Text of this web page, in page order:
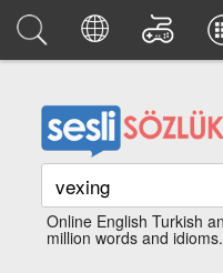
Online English Turkish
million words and idioms.